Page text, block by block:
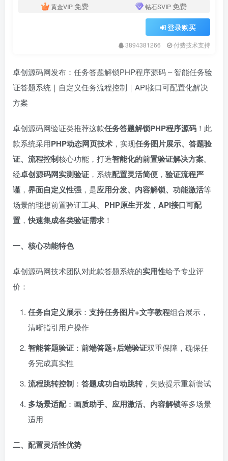
黄金VIP免费 钻石SVIP免费
登录购买
3894381266 付费技术支持
卓创源码网发布：任务答题解锁PHP程序源码 – 智能任务验
证答题系统｜自定义任务流程控制｜API接口可配置化解决
方案
卓创源码网验证类推荐这款任务答题解锁PHP程序源码 ！此
款系统采用PHP动态网页技术 ，实现任务图片展示、答题验
证、流程控制核心功能，打造智能化的前置验证解决方案。
经卓创源码网实测验证 ，系统配置灵活简便 ， 验证流程严
谨 ， 界面自定义性强 ，是应用分发、内容解锁、功能激活等
场景的理想前置验证工具。 PHP原生开发 ， API接口可配
置 ，快速集成各类验证需求 ！
一、核心功能特色
卓创源码网技术团队对此款答题系统的实用性给予专业评
价：
任务自定义展示 ： 支持任务图片+文字教程组合展示，
清晰指引用户操作
智能答题验证 ： 前端答题+后端验证双重保障，确保任
务完成真实性
流程跳转控制 ： 答题成功自动跳转，失败提示重新尝试
多场景适配： 画质助手、应用激活、内容解锁等多场景
适用
二、配置灵活性优势